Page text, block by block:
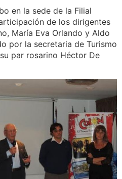
en la sede de la Filial
de los dirigentes
María Eva Orlando y Aldo
por la secretaria de Turismo
par rosarino Héctor De